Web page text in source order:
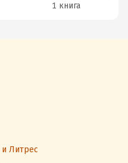
1 книга
и Литрес